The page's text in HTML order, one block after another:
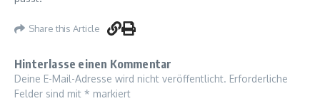
Share this Article
Hinterlasse einen Kommentar
Deine E-Mail-Adresse wird nicht veröffentlicht. Erforderliche
Felder sind mit * markiert